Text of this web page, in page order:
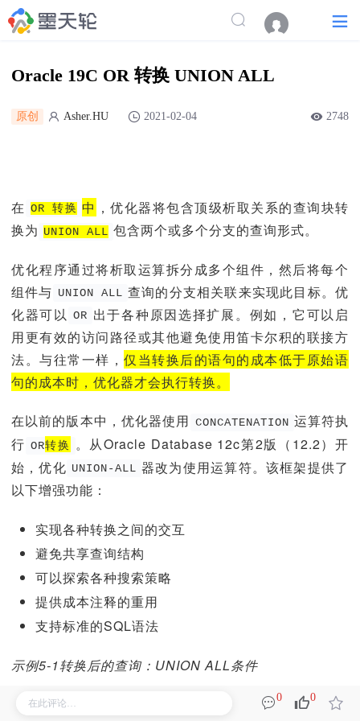
Oracle 19C OR 转换 UNION ALL
原创 Asher.HU 2021-02-04 2748
在 OR 转换 中 ，优化器将包含顶级析取关系的查询块转
换为 UNION ALL 包含两个或多个分支的查询形式。
优化程序通过将析取运算拆分成多个组件，然后将每个
组件与 UNION ALL 查询的分支相关联来实现此目标。优
化器可以 OR 出于各种原因选择扩展。 例如，它可以启
用更有效的访问路径或其他避免使用笛卡尔积的联接方
法。与往常一样，仅当转换后的语句的成本低于原始语
句的成本时，优化器才会执行转换。
在以前的版本中，优化器使用 CONCATENATION 运算符执
行 OR转换 。 从Oracle Database 12c第2版（12.2）开
始，优化 UNION-ALL 器改为使用运算符。 该框架提供了
以下增强功能：
实现各种转换之间的交互
避免共享查询结构
可以探索各种搜索策略
提供成本注释的重用
支持标准的SQL语法
示例5-1转换后的查询：UNION ALL条件
为了准备本示例，请以管理员身份登录数据库，执行以
0 0